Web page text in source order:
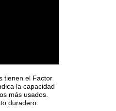
tienen el Factor
la capacidad
más usados.
duradero.